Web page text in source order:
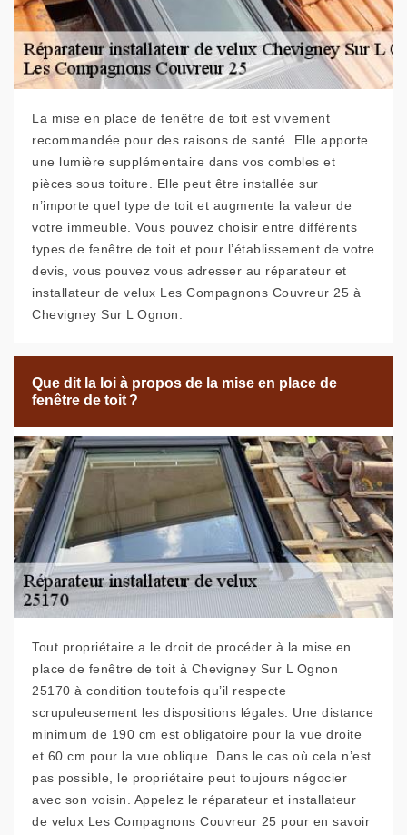
La mise en place de fenêtre de toit est vivement
recommandée pour des raisons de santé. Elle apporte
une lumière supplémentaire dans vos combles et
pièces sous toiture. Elle peut être installée sur
n’importe quel type de toit et augmente la valeur de
votre immeuble. Vous pouvez choisir entre différents
types de fenêtre de toit et pour l’établissement de votre
devis, vous pouvez vous adresser au réparateur et
installateur de velux Les Compagnons Couvreur 25 à
Chevigney Sur L Ognon.
Que dit la loi à propos de la mise en place de
fenêtre de toit ?
Tout propriétaire a le droit de procéder à la mise en
place de fenêtre de toit à Chevigney Sur L Ognon
25170 à condition toutefois qu’il respecte
scrupuleusement les dispositions légales. Une distance
minimum de 190 cm est obligatoire pour la vue droite
et 60 cm pour la vue oblique. Dans le cas où cela n’est
pas possible, le propriétaire peut toujours négocier
avec son voisin. Appelez le réparateur et installateur
de velux Les Compagnons Couvreur 25 pour en savoir